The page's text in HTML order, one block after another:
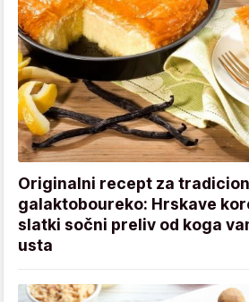
Originalni recept za
galaktoboureko: Hrskave
slatki sočni preliv od koga
usta